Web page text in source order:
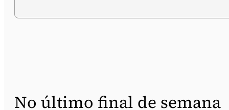
No último final de semana